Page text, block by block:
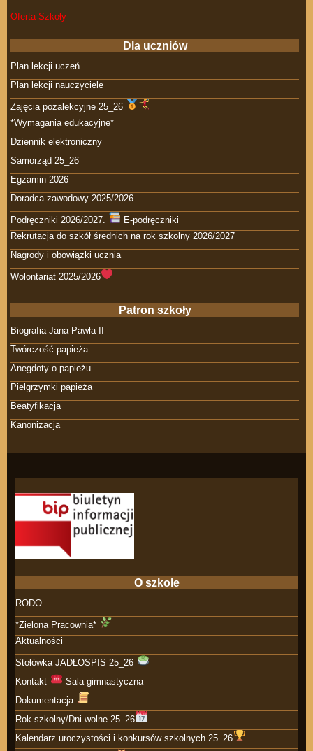
Oferta Szkoły
Dla uczniów
Plan lekcji uczeń
Plan lekcji nauczyciele
Zajęcia pozalekcyjne 25_26
*Wymagania edukacyjne*
Dziennik elektroniczny
Samorząd 25_26
Egzamin 2026
Doradca zawodowy 2025/2026
Podręczniki 2026/2027.
E-podręczniki
Rekrutacja do szkół średnich na rok szkolny 2026/2027
Nagrody i obowiązki ucznia
Wolontariat 2025/2026
Patron szkoły
Biografia Jana Pawła II
Twórczość papieża
Anegdoty o papieżu
Pielgrzymki papieża
Beatyfikacja
Kanonizacja
O szkole
RODO
*Zielona Pracownia*
Aktualności
Stołówka JADŁOSPIS 25_26
Kontakt
Sala gimnastyczna
Dokumentacja
Rok szkolny/Dni wolne 25_26
Kalendarz uroczystości i konkursów szkolnych 25_26